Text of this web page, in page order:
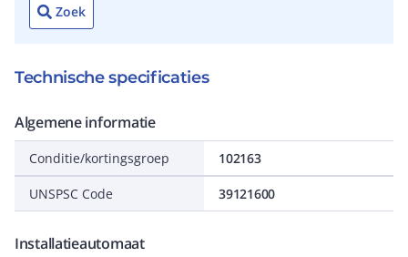
Zoek
Technische specificaties
Algemene informatie
Conditie/kortingsgroep 102163
UNSPSC Code 39121600
Installatieautomaat